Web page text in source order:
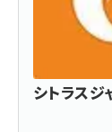
シトラス